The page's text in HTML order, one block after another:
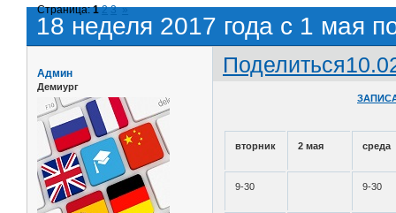
18 неделя 2017 года с 1 мая
Страница:1 2 3 »
Поделиться
Админ
Демиург
вторник 2 мая среда
9-30 9-30